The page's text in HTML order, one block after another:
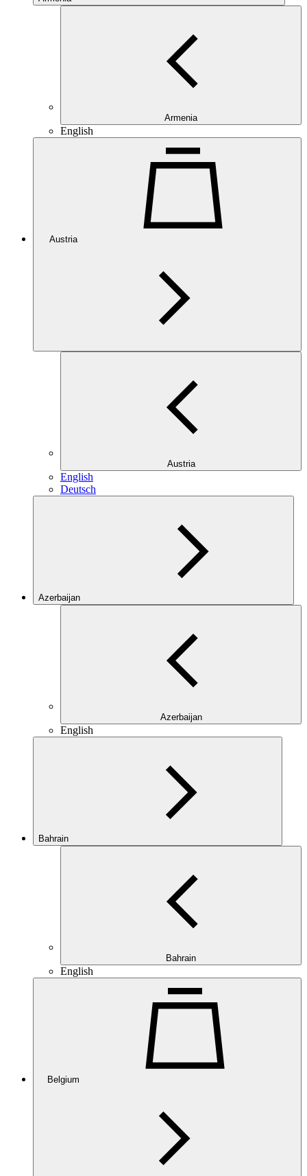
Armenia
English
Austria
Austria
English
Deutsch
Azerbaijan
Azerbaijan
English
Bahrain
Bahrain
English
Belgium